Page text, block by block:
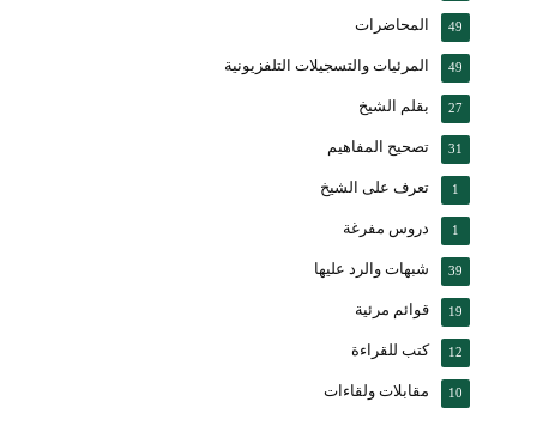
المحاضرات 49
المرئيات والتسجيلات التلفزيونية 49
بقلم الشيخ 27
تصحيح المفاهيم 31
تعرف على الشيخ 1
دروس مفرغة 1
شبهات والرد عليها 39
قوائم مرئية 19
كتب للقراءة 12
مقابلات ولقاءات 10